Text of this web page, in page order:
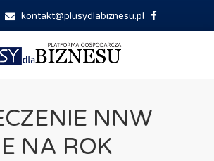
kontakt@plusydlabiznesu.pl
NNW
NA ROK